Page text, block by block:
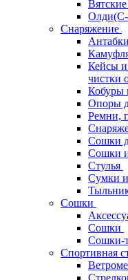
Снаряжение
Антабки
Кейсы и
чистки
Кобуры
Опоры
Ремни,
Сошки
Сошки
Стулья
Сумки
Сошки
Сошки
Сошки-
Спортивная